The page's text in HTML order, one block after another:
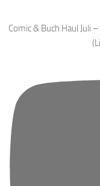
Comic & Buch Haul Juli